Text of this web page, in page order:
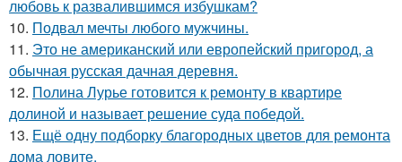
любовь к развалившимся избушкам?
10. Подвал мечты любого мужчины.
11. Это не американский или европейский пригород, а
обычная русская дачная деревня.
12. Полина Лурье готовится к ремонту в квартире
долиной и называет решение суда победой.
13. Ещё одну подборку благородных цветов для ремонта
дома ловите.